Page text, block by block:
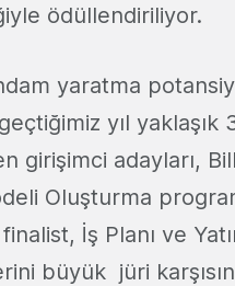
ödüllendiriliyor.
yaratma
yıl
girişimci adayları,
Oluşturma
İş Planı ve
büyük jüri